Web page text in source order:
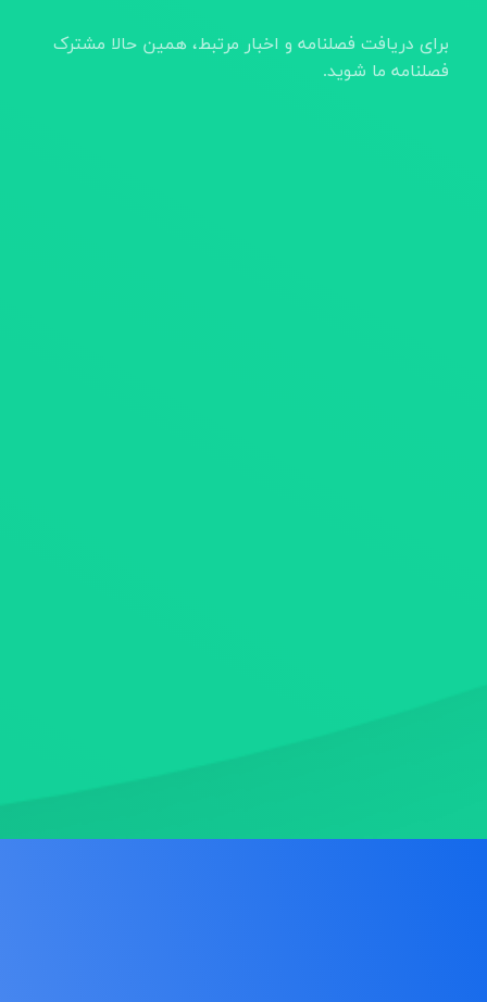
برای دریافت فصلنامه و اخبار مرتبط، همین حالا مشترک
فصلنامه ما شوید.